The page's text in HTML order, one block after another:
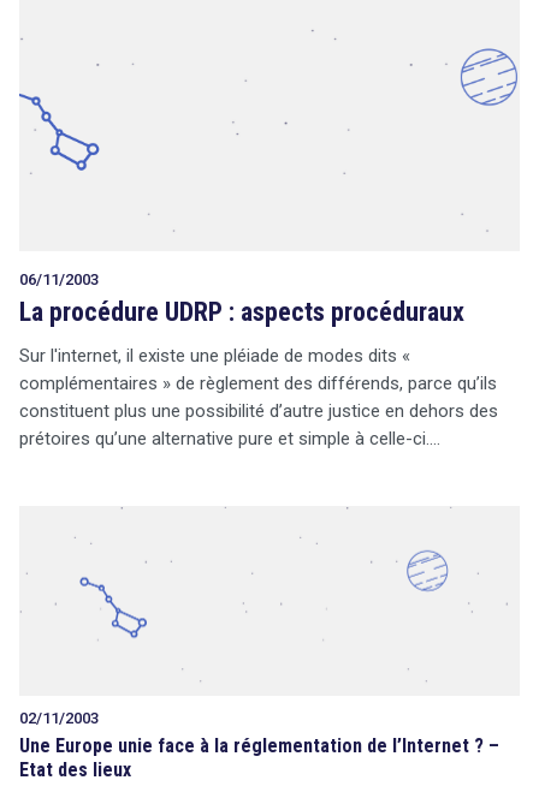
02/11/2003
Une Europe unie face à la réglementation de l’Internet ? –
Etat des lieux
06/11/2003
La procédure UDRP : aspects procéduraux
Sur l'internet, il existe une pléiade de modes dits «
complémentaires » de règlement des différends, parce qu’ils
constituent plus une possibilité d’autre justice en dehors des
prétoires qu’une alternative pure et simple à celle-ci.…